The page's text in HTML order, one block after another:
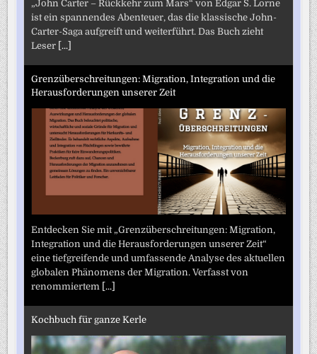
„John Carter – Rückkehr zum Mars“ von Edgar S. Lorne
ist ein spannendes Abenteuer, das die klassische John-
Carter-Saga aufgreift und weiterführt. Das Buch zieht
Leser [...]
Grenzüberschreitungen: Migration, Integration und die
Herausforderungen unserer Zeit
Entdecken Sie mit „Grenzüberschreitungen: Migration,
Integration und die Herausforderungen unserer Zeit“
eine tiefgreifende und umfassende Analyse des aktuellen
globalen Phänomens der Migration. Verfasst von
renommiertem [...]
Kochbuch für ganze Kerle